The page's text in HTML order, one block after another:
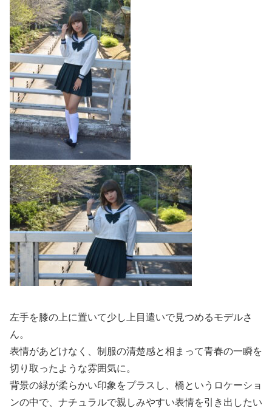
左手を膝の上に置いて少し上目遣いで見つめるモデルさ
ん。
表情があどけなく、制服の清楚感と相まって青春の一瞬を
切り取ったような雰囲気に。
背景の緑が柔らかい印象をプラスし、橋というロケーショ
ンの中で、ナチュラルで親しみやすい表情を引き出したい